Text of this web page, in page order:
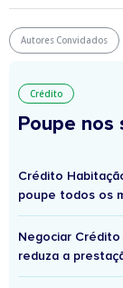
Autores Convidados
Crédito
Poupe
Crédito
poupe todos os
Negociar
reduza a